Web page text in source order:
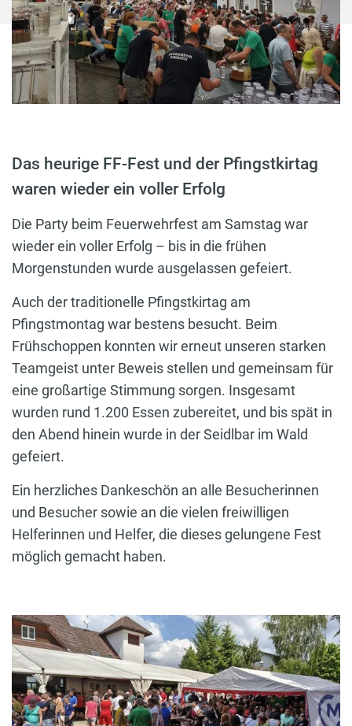
Das heurige FF-Fest und der Pfingstkirtag
waren wieder ein voller Erfolg
Die Party beim Feuerwehrfest am Samstag war
wieder ein voller Erfolg – bis in die frühen
Morgenstunden wurde ausgelassen gefeiert.
Auch der traditionelle Pfingstkirtag am
Pfingstmontag war bestens besucht. Beim
Frühschoppen konnten wir erneut unseren starken
Teamgeist unter Beweis stellen und gemeinsam für
eine großartige Stimmung sorgen. Insgesamt
wurden rund 1.200 Essen zubereitet, und bis spät in
den Abend hinein wurde in der Seidlbar im Wald
gefeiert.
Ein herzliches Dankeschön an alle Besucherinnen
und Besucher sowie an die vielen freiwilligen
Helferinnen und Helfer, die dieses gelungene Fest
möglich gemacht haben.